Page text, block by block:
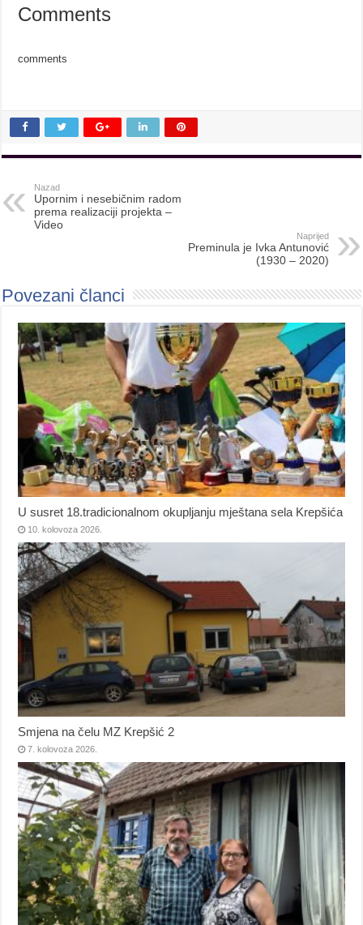
Comments
comments
Nazad
Upornim i nesebičnim radom
prema realizaciji projekta –
Video
Naprijed
Preminula je Ivka Antunović
(1930 – 2020)
Povezani članci
U susret 18.tradicionalnom okupljanju mještana sela Krepšića
10. kolovoza 2026.
Smjena na čelu MZ Krepšić 2
7. kolovoza 2026.